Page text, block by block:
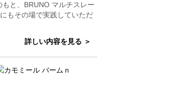
と、BRUNO マルチスレー
もその場で実践していただ
詳しい内容を見る ＞